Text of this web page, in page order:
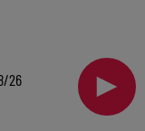
26